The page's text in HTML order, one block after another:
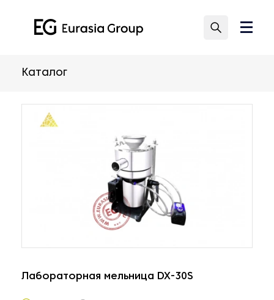
Каталог
Лабораторная мельница DX-30S